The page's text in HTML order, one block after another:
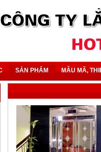
SẢN PHẨM MẪU MÃ,